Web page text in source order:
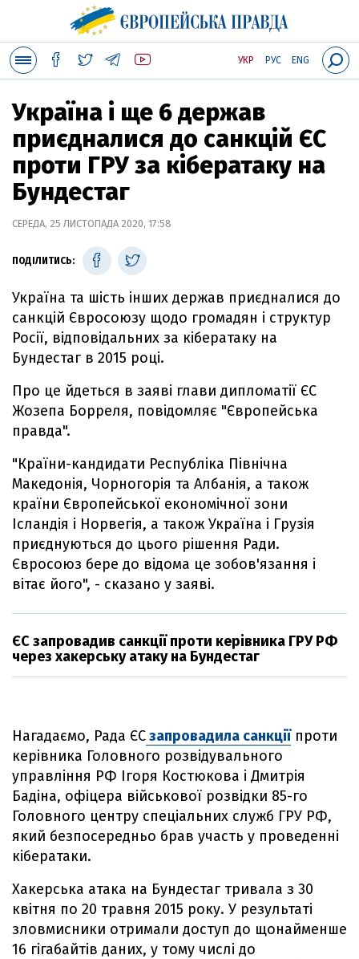
УКР РУС ENG
Україна і ще 6 держав
приєдналися до санкцій ЄС
проти ГРУ за кібератаку на
Бундестаг
СЕРЕДА, 25 ЛИСТОПАДА 2020, 17:58
ПОДІЛИТИСЬ:
Україна та шість інших держав приєдналися до
санкцій Євросоюзу щодо громадян і структур
Росії, відповідальних за кібератаку на
Бундестаг в 2015 році.
Про це йдеться в заяві глави дипломатії ЄС
Жозепа Борреля, повідомляє "Європейська
правда".
"Країни-кандидати Республіка Північна
Македонія, Чорногорія та Албанія, а також
країни Європейської економічної зони
Ісландія і Норвегія, а також Україна і Грузія
приєднуються до цього рішення Ради.
Євросоюз бере до відома це зобов'язання і
вітає його", - сказано у заяві.
ЄС запровадив санкції проти керівника ГРУ РФ
через хакерську атаку на Бундестаг
Нагадаємо, Рада ЄСзапровадила санкціїпроти
керівника Головного розвідувального
управління РФ Ігоря Костюкова і Дмитрія
Бадіна, офіцера військової розвідки 85-го
Головного центру спеціальних служб ГРУ РФ,
який безпосередньо брав участь у проведенні
кібератаки.
Хакерська атака на Бундестаг тривала з 30
квітня по 20 травня 2015 року. У результаті
зловмисники отримали доступ до щонайменше
16 гігабайтів даних, у тому числі до